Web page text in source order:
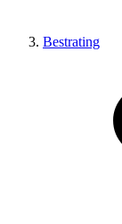
Bestrating